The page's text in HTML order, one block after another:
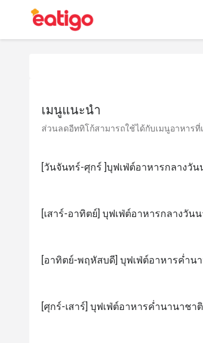
เมนูแนะนำ
ส่วนลดอีททิโก้สามารถใช้ได้กับเมนูอาหารที่
[วันจันทร์-ศุกร์ ]บุฟเฟ่ต์อาหารกลางวัน
[เสาร์-อาทิตย์] บุฟเฟ่ต์อาหารกลางวัน
[อาทิตย์-พฤหัสบดี] บุฟเฟ่ต์อาหารค่ำนา
[ศุกร์-เสาร์] บุฟเฟ่ต์อาหารค่ำนานาชา